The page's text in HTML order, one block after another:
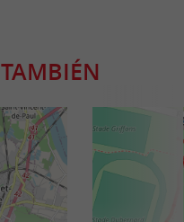
TAMBIÉN